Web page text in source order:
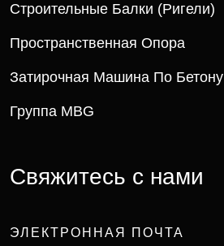
Строительные Балки (ригели)
Пространственная Опора
Затирочная Машина По Бетону
Группа MBG
Свяжитесь с нами
ЭЛЕКТРОННАЯ ПОЧТА